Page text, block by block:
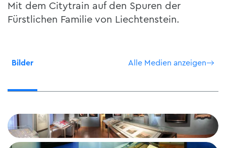
Mit dem Citytrain auf den Spuren der
Fürstlichen Familie von Liechtenstein.
Bilder Alle Medien anzeigen